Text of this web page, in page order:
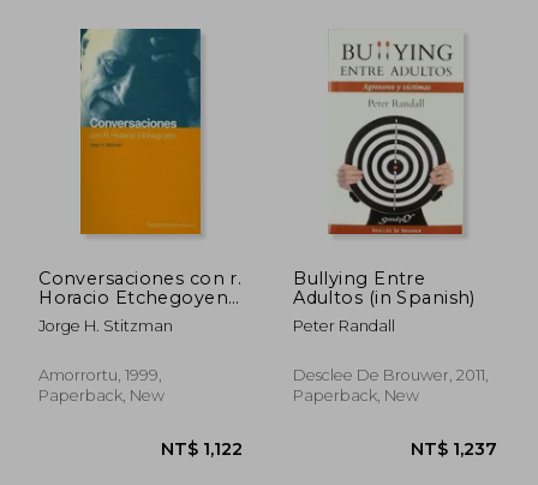
Conversaciones con r.
Horacio Etchegoyen
(in Spanish)
Jorge H. Stitzman
Amorrortu, 1999,
Paperback, New
Bullying Entre
Adultos (in Spanish)
Peter Randall
Desclee De Brouwer, 2011,
Paperback, New